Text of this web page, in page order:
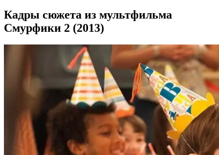
Кадры сюжета из мультфильма
Смурфики 2 (2013)